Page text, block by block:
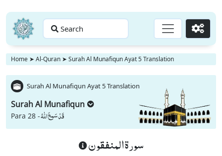
Search Go
Home ➤ Al-Quran ➤ Surah Al Munafiqun Ayat 5 Translation
Surah Al Munafiqun Ayat 5 Translation
Surah Al Munafiqun
Para 28 -قَدْ سَمِعَ اللّٰهُ
سورة المنفقون